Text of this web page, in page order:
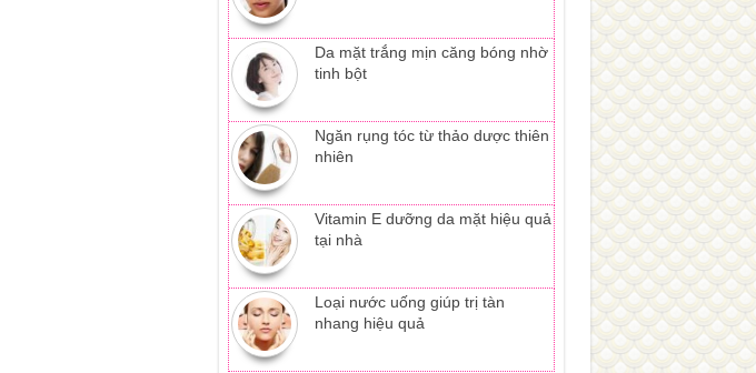
Da mặt trắng mịn căng bóng nhờ
tinh bột
Ngăn rụng tóc từ thảo dược thiên
nhiên
Vitamin E dưỡng da mặt hiệu quả
tại nhà
Loại nước uống giúp trị tàn
nhang hiệu quả